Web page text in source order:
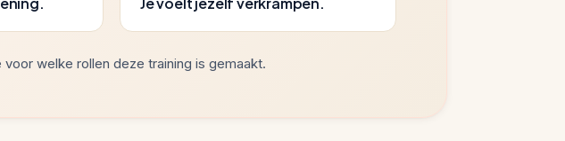
voor welke rollen deze training is gemaakt.